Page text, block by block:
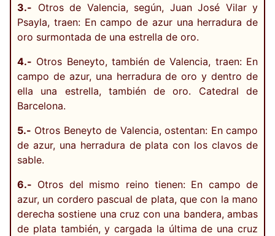
3.- Otros de Valencia, según, Juan José Vilar y
Psayla, traen: En campo de azur una herradura de
oro surmontada de una estrella de oro.
4.- Otros Beneyto, también de Valencia, traen: En
campo de azur, una herradura de oro y dentro de
ella una estrella, también de oro. Catedral de
Barcelona.
5.- Otros Beneyto de Valencia, ostentan: En campo
de azur, una herradura de plata con los clavos de
sable.
6.- Otros del mismo reino tienen: En campo de
azur, un cordero pascual de plata, que con la mano
derecha sostiene una cruz con una bandera, ambas
de plata también, y cargada la última de una cruz